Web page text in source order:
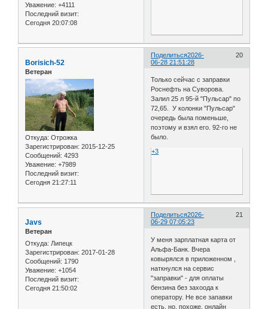
Уважение: +4111
Последний визит:
Сегодня 20:07:08
Поделиться 20
2026-
06-28 21:51:28
Borisich-52
Ветеран
Откуда: Отрожка
Зарегистрирован: 2015-12-25
Сообщений: 4293
Уважение: +7989
Последний визит:
Сегодня 21:27:11
Только сейчас с заправки
Роснефть на Суворова.
Залил 25 л 95-й "Пульсар" по
72,65. У колонки "Пульсар"
очередь была поменьше,
поэтому и взял его. 92-го не
было.
+3
Поделиться 21
2026-
06-29 07:05:23
Javs
Ветеран
Откуда: Липецк
Зарегистрирован: 2017-01-28
Сообщений: 1790
Уважение: +1054
Последний визит:
Сегодня 21:50:02
У меня зарплатная карта от
Альфа-Банк. Вчера
ковырялся в приложенном ,
наткнулся на сервис
"заправки" - для оплаты
бензина без захоода к
оператору. Не все запавки
есть, но, похоже, онлайн